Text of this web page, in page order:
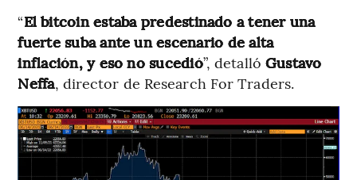
“El bitcoin estaba predestinado a tener una
fuerte suba ante un escenario de alta
inflación, y eso no sucedió”, detalló Gustavo
Neffa, director de Research For Traders.